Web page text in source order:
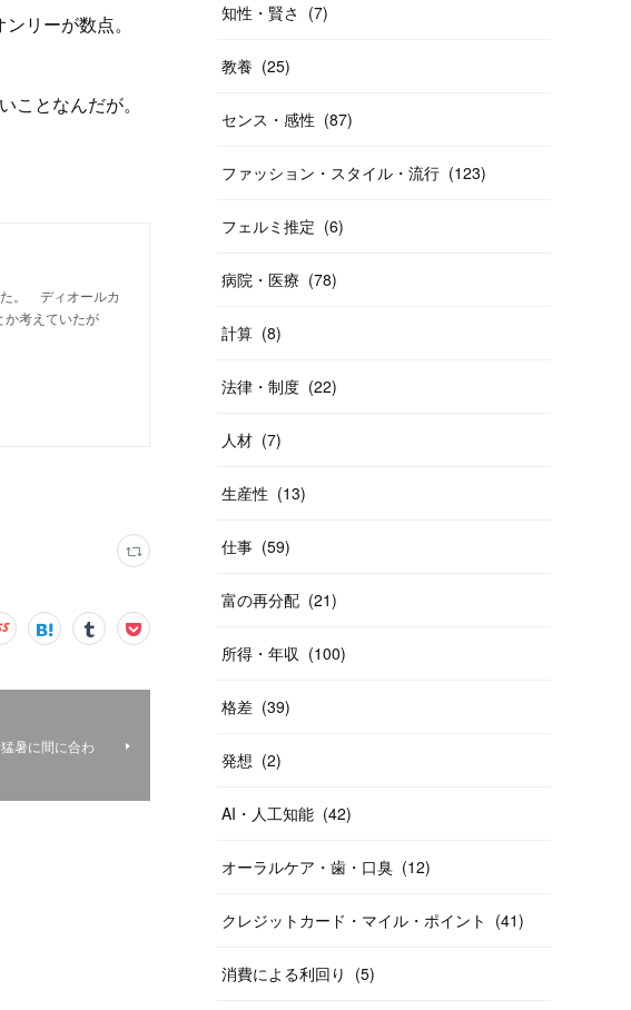
リーが数点。
となんだが。
。 ディオールカ
か考えていたが
暑に間に合わ
知性・賢さ (7)
教養 (25)
センス・感性 (87)
ファッション・スタイル・流行 (123)
フェルミ推定 (6)
病院・医療 (78)
計算 (8)
法律・制度 (22)
人材 (7)
生産性 (13)
仕事 (59)
富の再分配 (21)
所得・年収 (100)
格差 (39)
発想 (2)
AI・人工知能 (42)
オーラルケア・歯・口臭 (12)
クレジットカード・マイル・ポイント (41)
消費による利回り (5)